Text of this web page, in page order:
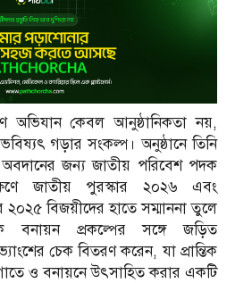
অভিযান কেবল আনুষ্ঠানিকতা নয়,
গড়ার সংকল্প। অনুষ্ঠানে তিনি
অবদানের জন্য জাতীয় পরিবেশ পদক
জাতীয় পুরস্কার ২০২৬ এবং
বিজয়ীদের হাতে সম্মাননা তুলে
বনায়ন প্রকল্পের সঙ্গে জড়িত
চেক বিতরণ করেন, যা প্রান্তিক
ও বনায়নে উৎসাহিত করার একটি